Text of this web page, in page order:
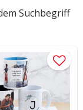
Suchbegriff